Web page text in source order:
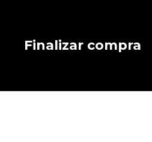
Finalizar compra